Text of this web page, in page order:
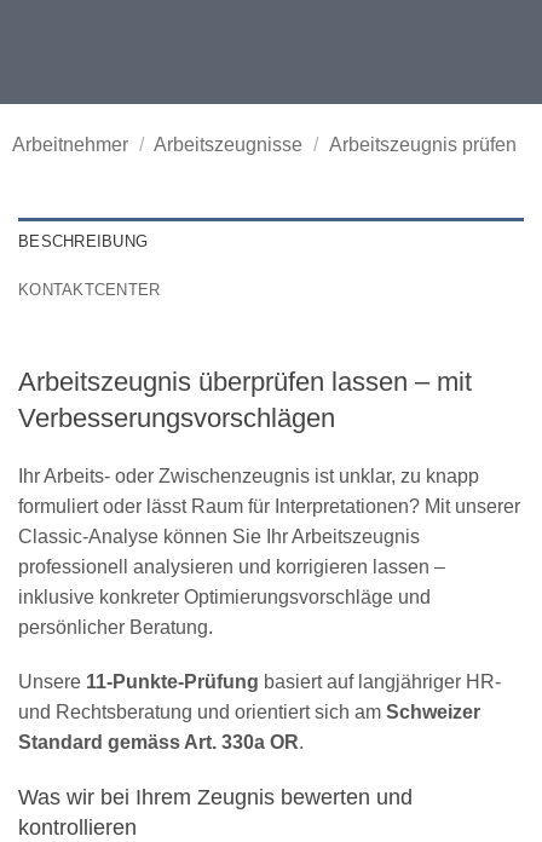
Arbeitnehmer / Arbeitszeugnisse / Arbeitszeugnis prüfen
BESCHREIBUNG
KONTAKTCENTER
Arbeitszeugnis überprüfen lassen – mit
Verbesserungsvorschlägen
Ihr Arbeits- oder Zwischenzeugnis ist unklar, zu knapp
formuliert oder lässt Raum für Interpretationen? Mit unserer
Classic-Analyse können Sie Ihr Arbeitszeugnis
professionell analysieren und korrigieren lassen –
inklusive konkreter Optimierungsvorschläge und
persönlicher Beratung.
Unsere 11-Punkte-Prüfung basiert auf langjähriger HR-
und Rechtsberatung und orientiert sich am Schweizer
Standard gemäss Art. 330a OR.
Was wir bei Ihrem Zeugnis bewerten und
kontrollieren